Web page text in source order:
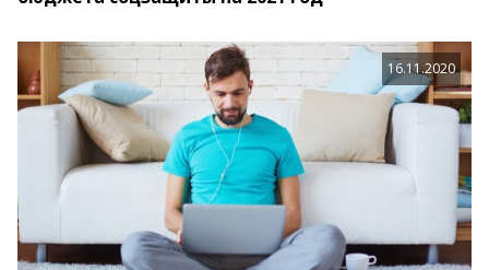
16.11.2020